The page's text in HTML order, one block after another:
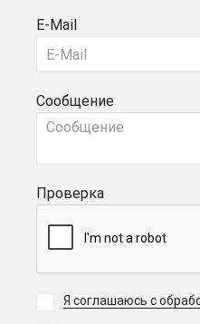
E-Mail
Сообщение
Проверка
Я соглашаюсь с